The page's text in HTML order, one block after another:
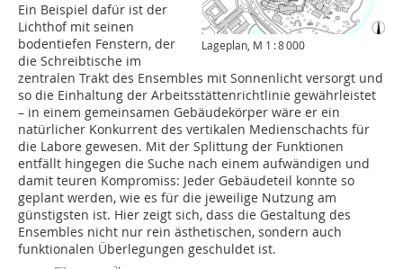
Lageplan, M 1 : 8 000
Ein Beispiel dafür ist der
Lichthof mit seinen
bodentiefen Fens­tern, der
die Schreibtische im
zentralen Trakt des Ensembles mit Sonnenlicht versorgt und
so die Einhaltung der Arbeitsstättenrichtlinie gewährleistet
– in einem gemeinsamen Gebäudekörper wäre er ein
natürlicher Konkurrent des vertikalen Medienschachts für
die Labore gewesen. Mit der Splittung der Funktionen
entfällt hingegen die Suche nach einem aufwändigen und
damit teuren Kompromiss: Jeder Gebäudeteil konnte so
geplant werden, wie es für die jeweilige Nutzung am
günstigsten ist. Hier zeigt sich, dass die Gestaltung des
Ensembles nicht nur rein ästhetischen, sondern auch
funktionalen Überlegungen geschuldet ist.